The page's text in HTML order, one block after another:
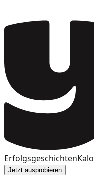
Erfolgsgeschichten
Jetzt ausprobieren